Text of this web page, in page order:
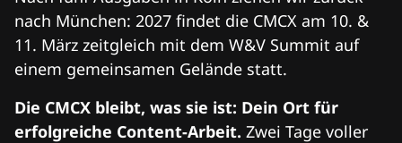
nach München: 2027 findet die CMCX am 10. &
11. März zeitgleich mit dem W&V Summit auf
einem gemeinsamen Gelände statt.
Die CMCX bleibt, was sie ist: Dein Ort für
erfolgreiche Content-Arbeit. Zwei Tage voller